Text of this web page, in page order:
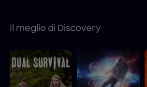
Il meglio di Discovery